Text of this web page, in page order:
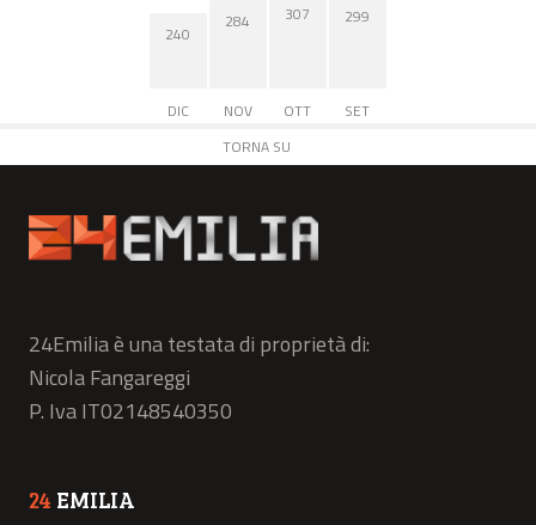
240
DIC
284
NOV
307
OTT
299
SET
TORNA SU
24Emilia è una testata di proprietà di:
Nicola Fangareggi
P. Iva IT02148540350
24 EMILIA